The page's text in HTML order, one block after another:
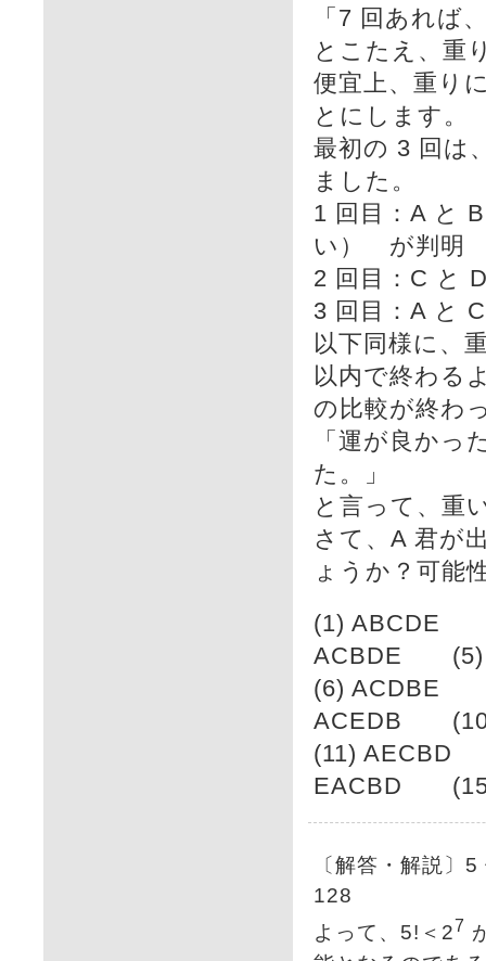
「7 回あれば
とこたえ、重
便宜上、重り
とにします。
最初の 3 回は
ました。
1 回目：A と
い） が判明
2 回目：C と
3 回目：A と
以下同様に、
以内で終わる
の比較が終わ
「運が良か
た。」
と言って、重
さて、A 君が
ょうか？可能
(1)
ACBDE (5)
(6)
ACEDB
(11)
EACBD
〔解答・解説〕
128
よって、5!＜27